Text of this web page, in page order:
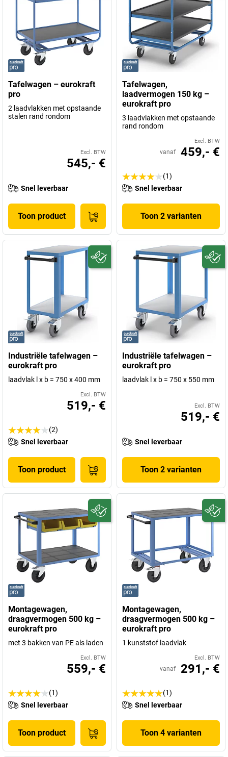
Tafelwagen – eurokraft
pro
2 laadvlakken met opstaande
stalen rand rondom
Excl. BTW
545,- €
Snel leverbaar
Toon product
Tafelwagen,
laadvermogen 150 kg –
eurokraft pro
3 laadvlakken met opstaande
rand rondom
Excl. BTW
vanaf 459,- €
(1)
Snel leverbaar
Toon 2 varianten
Industriële tafelwagen –
eurokraft pro
laadvlak l x b = 750 x 400 mm
Excl. BTW
519,- €
(2)
Snel leverbaar
Toon product
Industriële tafelwagen –
eurokraft pro
laadvlak l x b = 750 x 550 mm
Excl. BTW
519,- €
Snel leverbaar
Toon 2 varianten
Montagewagen,
draagvermogen 500 kg –
eurokraft pro
met 3 bakken van PE als laden
Excl. BTW
559,- €
(1)
Snel leverbaar
Toon product
Montagewagen,
draagvermogen 500 kg –
eurokraft pro
1 kunststof laadvlak
Excl. BTW
vanaf 291,- €
(1)
Snel leverbaar
Toon 4 varianten